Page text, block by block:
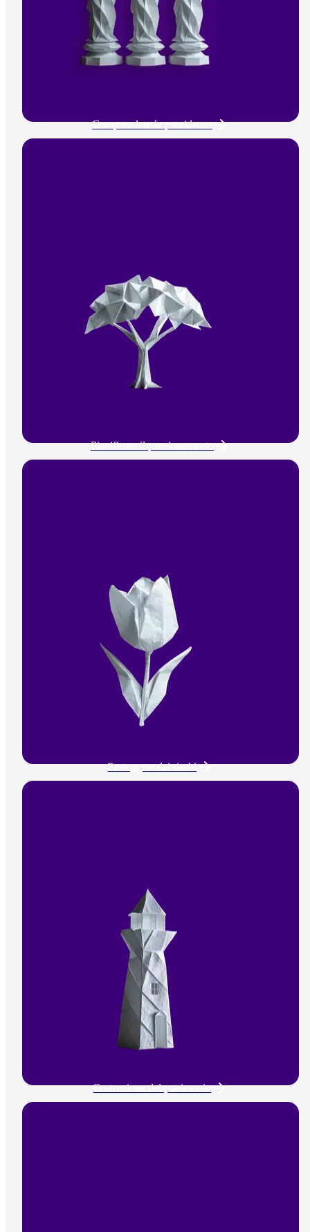
Comprendere la previdenza
Pianificare il pensionamento
Proteggere dai rischi
Costruzione del patrimonio